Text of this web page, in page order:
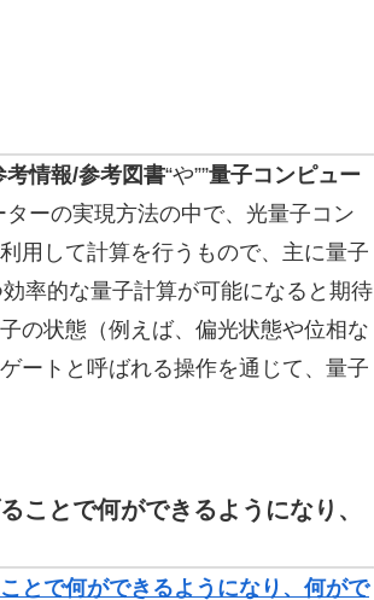
情報/参考図書“や””量子コンピュー
ーの実現方法の中で、光量子コン
用して計算を行うもので、主に量子
率的な量子計算が可能になると期待
の状態（例えば、偏光状態や位相な
ートと呼ばれる操作を通じて、量子
ことで何ができるようになり、
とで何ができるようになり、何がで